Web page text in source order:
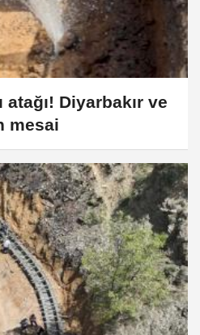
atağı! Diyarbakır ve
mesai